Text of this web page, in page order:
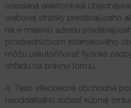
odoslaná elektronická
webovej stránky predávajúceho
na e-mailovú adresu
prostredníctvom internetového
môžu uskutočňovať fyzické
ohľadu na právnu formu.
4. Tieto všeobecné obchodné
neoddeliteľnú súčasť kúpnej